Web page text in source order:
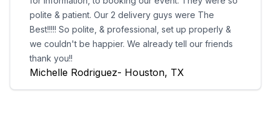
polite & patient. Our 2 delivery guys were The
Best!!!!! So polite, & professional, set up properly &
we couldn't be happier. We already tell our friends
thank you!!
Michelle Rodriguez- Houston, TX